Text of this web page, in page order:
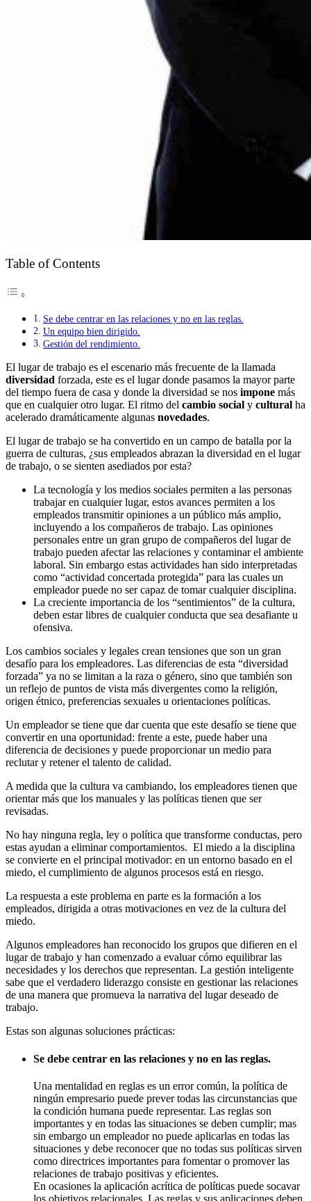
Table of Contents
Se debe centrar en las relaciones y no en las reglas.
Un equipo bien dirigido.
Gestión del rendimiento.
El lugar de trabajo es el escenario más frecuente de la llamada
diversidad forzada, este es el lugar donde pasamos la mayor parte
del tiempo fuera de casa y donde la diversidad se nos impone más
que en cualquier otro lugar. El ritmo del cambio social y cultural ha
acelerado dramáticamente algunas novedades.
El lugar de trabajo se ha convertido en un campo de batalla por la
guerra de culturas, ¿sus empleados abrazan la diversidad en el lugar
de trabajo, o se sienten asediados por esta?
La tecnología y los medios sociales permiten a las personas
trabajar en cualquier lugar, estos avances permiten a los
empleados transmitir opiniones a un público más amplio,
incluyendo a los compañeros de trabajo. Las opiniones
personales entre un gran grupo de compañeros del lugar de
trabajo pueden afectar las relaciones y contaminar el ambiente
laboral. Sin embargo estas actividades han sido interpretadas
como “actividad concertada protegida” para las cuales un
empleador puede no ser capaz de tomar cualquier disciplina.
La creciente importancia de los “sentimientos” de la cultura,
deben estar libres de cualquier conducta que sea desafiante u
ofensiva.
Los cambios sociales y legales crean tensiones que son un gran
desafío para los empleadores. Las diferencias de esta “diversidad
forzada” ya no se limitan a la raza o género, sino que también son
un reflejo de puntos de vista más divergentes como la religión,
origen étnico, preferencias sexuales u orientaciones políticas.
Un empleador se tiene que dar cuenta que este desafío se tiene que
convertir en una oportunidad: frente a este, puede haber una
diferencia de decisiones y puede proporcionar un medio para
reclutar y retener el talento de calidad.
A medida que la cultura va cambiando, los empleadores tienen que
orientar más que los manuales y las políticas tienen que ser
revisadas.
No hay ninguna regla, ley o política que transforme conductas, pero
estas ayudan a eliminar comportamientos. El miedo a la disciplina
se convierte en el principal motivador: en un entorno basado en el
miedo, el cumplimiento de algunos procesos está en riesgo.
La respuesta a este problema en parte es la formación a los
empleados, dirigida a otras motivaciones en vez de la cultura del
miedo.
Algunos empleadores han reconocido los grupos que difieren en el
lugar de trabajo y han comenzado a evaluar cómo equilibrar las
necesidades y los derechos que representan. La gestión inteligente
sabe que el verdadero liderazgo consiste en gestionar las relaciones
de una manera que promueva la narrativa del lugar deseado de
trabajo.
Estas son algunas soluciones prácticas:
Se debe centrar en las relaciones y no en las reglas.
Una mentalidad en reglas es un error común, la política de
ningún empresario puede prever todas las circunstancias que
la condición humana puede representar. Las reglas son
importantes y en todas las situaciones se deben cumplir; mas
sin embargo un empleador no puede aplicarlas en todas las
situaciones y debe reconocer que no todas sus políticas sirven
como directrices importantes para fomentar o promover las
relaciones de trabajo positivas y eficientes.
En ocasiones la aplicación acrítica de políticas puede socavar
los objetivos relacionales. Las reglas y sus aplicaciones deben